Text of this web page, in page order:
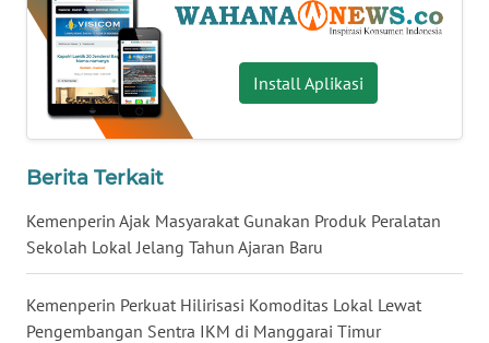
Install Aplikasi
Berita Terkait
Kemenperin Ajak Masyarakat Gunakan Produk Peralatan
Sekolah Lokal Jelang Tahun Ajaran Baru
Kemenperin Perkuat Hilirisasi Komoditas Lokal Lewat
Pengembangan Sentra IKM di Manggarai Timur
WN
NUSANTARA
WN
WN
WN